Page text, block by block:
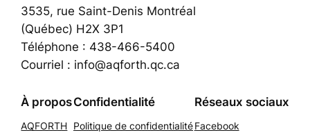
3535, rue Saint-Denis Montréal
(Québec) H2X 3P1
Téléphone : 438-466-5400
Courriel : info@aqforth.qc.ca
À propos
AQFORTH
Confidentialité
Politique de confidentialité
Réseaux sociaux
Facebook